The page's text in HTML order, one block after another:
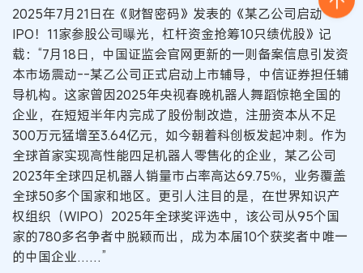
2025年7月21日在《财智密码》发表的《某乙公司启动
IPO！11家参股公司曝光，杠杆资金抢筹10只绩优股》记
载：“7月18日，中国证监会官网更新的一则备案信息引发资
本市场震动--某乙公司正式启动上市辅导，中信证券担任辅
导机构。这家曾因2025年央视春晚机器人舞蹈惊艳全国的
企业，在短短半年内完成了股份制改造，注册资本从不足
300万元猛增至3.64亿元，如今朝着科创板发起冲刺。作为
全球首家实现高性能四足机器人零售化的企业，某乙公司
2023年全球四足机器人销量市占率高达69.75%，业务覆盖
全球50多个国家和地区。更引人注目的是，在世界知识产
权组织（WIPO）2025年全球奖评选中，该公司从95个国
家的780多名争者中脱颖而出，成为本届10个获奖者中唯一
的中国企业……”